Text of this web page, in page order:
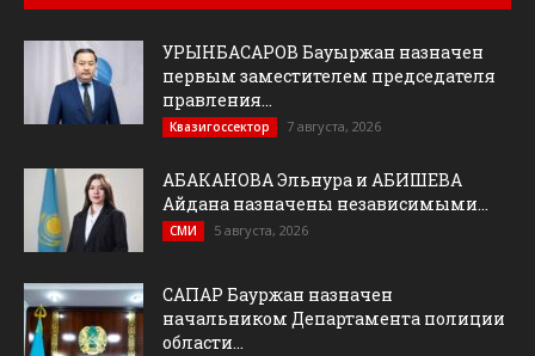
УРЫНБАСАРОВ Бауыржан назначен
первым заместителем председателя
правления...
Квазигоссектор 7 августа, 2026
АБАКАНОВА Эльнура и АБИШЕВА
Айдана назначены независимыми...
СМИ 5 августа, 2026
САПАР Бауржан назначен
начальником Департамента полиции
области...